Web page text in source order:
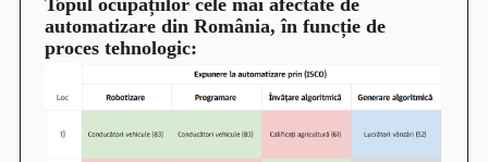
automatizare din România, în funcție de
proces tehnologic: